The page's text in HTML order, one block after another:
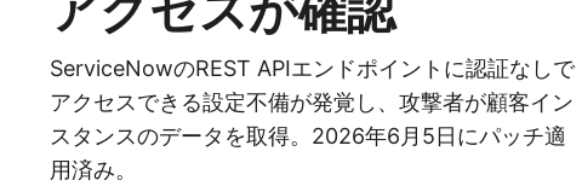
ServiceNowのREST APIエンドポイントに認証なしで
アクセスできる設定不備が発覚し、攻撃者が顧客イン
スタンスのデータを取得。2026年6月5日にパッチ適
用済み。